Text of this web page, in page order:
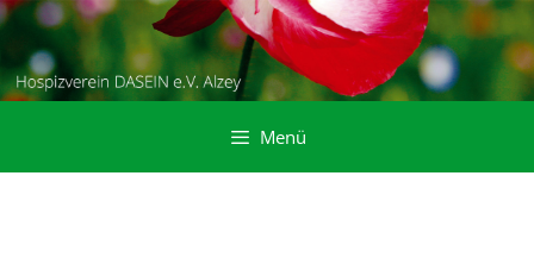
Zum
springen
Menü